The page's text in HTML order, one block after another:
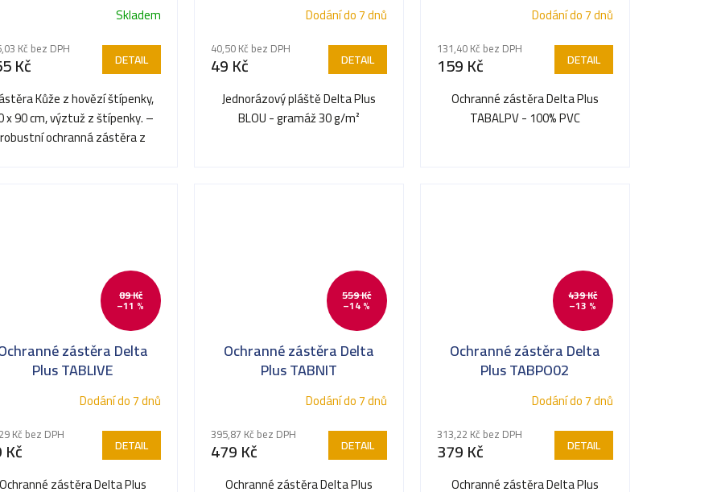
Skladem
Kč bez DPH
Kč DETAIL
Kůže z hovězí štípenky,
x 90 cm, výztuž z štípenky. –
robustní ochranná zástěra z
Dodání do 7 dnů
40,50 Kč bez DPH
49 Kč DETAIL
Jednorázový pláště Delta Plus
BLOU - gramáž 30 g/m²
Dodání do 7 dnů
131,40 Kč bez DPH
159 Kč DETAIL
Ochranné zástěra Delta Plus
TABALPV - 100% PVC
89 Kč
–11 %
zástěra Delta
Plus TABLIVE
Dodání do 7 dnů
Kč bez DPH
DETAIL
Ochranné zástěra Delta Plus
559 Kč
–14 %
Ochranné zástěra Delta
Plus TABNIT
Dodání do 7 dnů
395,87 Kč bez DPH
479 Kč DETAIL
Ochranné zástěra Delta Plus
439 Kč
–13 %
Ochranné zástěra Delta
Plus TABPO02
Dodání do 7 dnů
313,22 Kč bez DPH
379 Kč DETAIL
Ochranné zástěra Delta Plus